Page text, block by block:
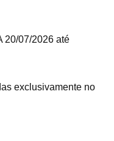
20/07/2026 até
exclusivamente no